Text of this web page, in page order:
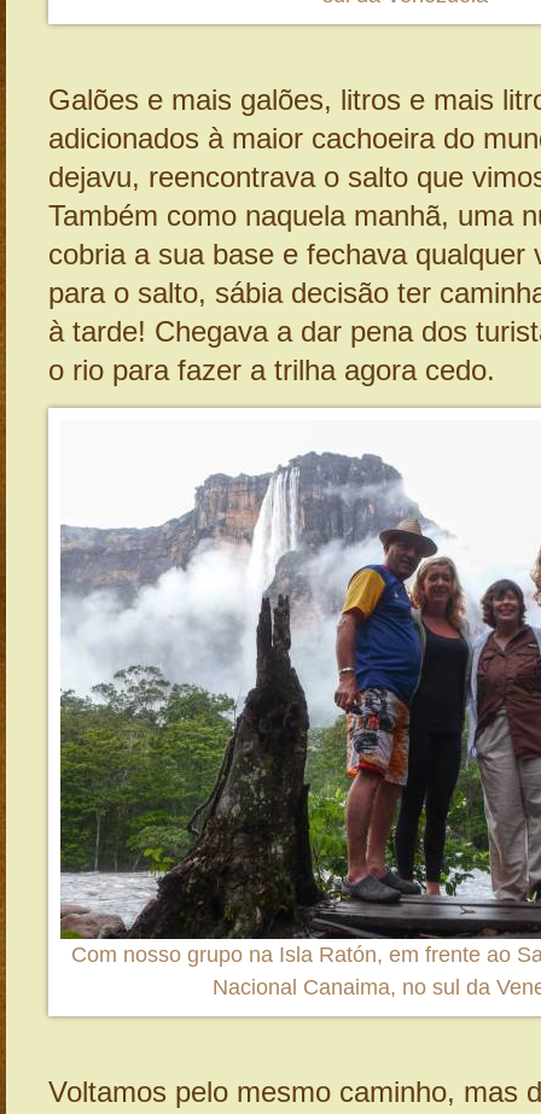
Galões e mais galões, litros e mais
adicionados à maior cachoeira do
dejavu, reencontrava o salto que
Também como naquela manhã, uma
cobria a sua base e fechava qualquer
para o salto, sábia decisão ter
à tarde! Chegava a dar pena dos
o rio para fazer a trilha agora cedo.
Com nosso grupo na Isla Ratón, em frente ao
Nacional Canaima, no sul da
Voltamos pelo mesmo caminho, mas